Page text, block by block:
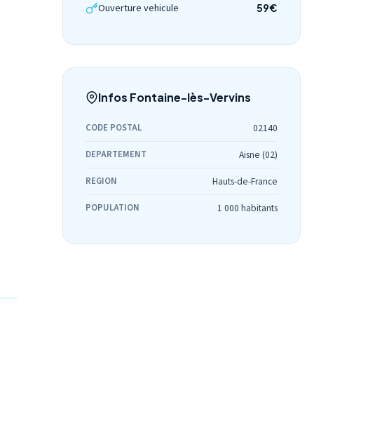
Ouverture vehicule 59€
Infos Fontaine-lès-Vervins
CODE POSTAL 02140
DEPARTEMENT Aisne (02)
REGION Hauts-de-France
POPULATION 1 000 habitants